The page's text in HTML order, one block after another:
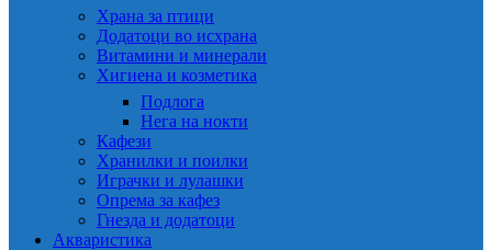
Храна за птици
Додатоци во исхрана
Витамини и минерали
Хигиена и козметика
Подлога
Нега на нокти
Кафези
Хранилки и поилки
Играчки и лулашки
Опрема за кафез
Гнезда и додатоци
Акваристика